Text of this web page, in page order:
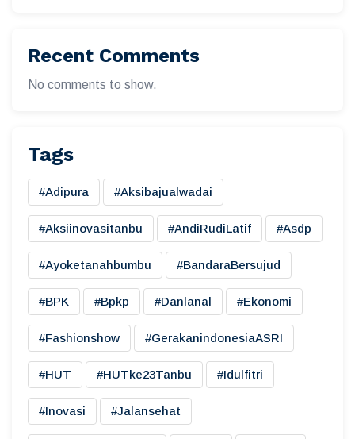
Recent Comments
No comments to show.
Tags
#adipura #aksibajualwadai
#aksiinovasitanbu #AndiRudiLatif #asdp
#ayoketanahbumbu #BandaraBersujud
#BPK #bpkp #danlanal #ekonomi
#fashionshow #gerakanindonesiaASRI
#HUT #HUTke23Tanbu #idulfitri
#inovasi #jalansehat